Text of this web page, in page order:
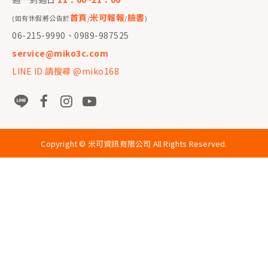
(如有休假將公告於首頁/米可報報/臉書)
06-215-9990、0989-987525
service@miko3c.com
LINE ID 請搜尋 @miko168
Copyright © 米可資訊有限公司 All Rights Reserved.